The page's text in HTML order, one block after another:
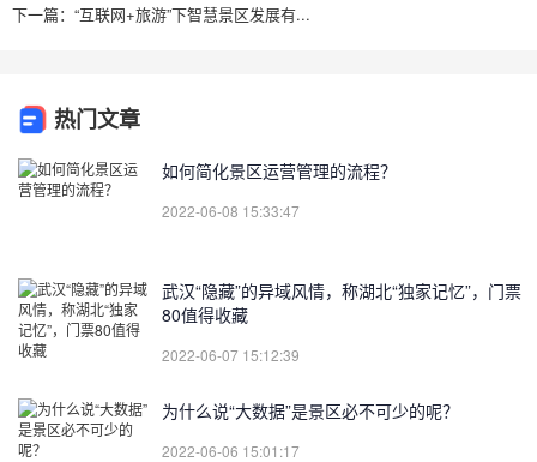
下一篇：“互联网+旅游”下智慧景区发展有...
热门文章
如何简化景区运营管理的流程？
2022-06-08 15:33:47
武汉“隐藏”的异域风情，称湖北“独家记忆”，门票
80值得收藏
2022-06-07 15:12:39
为什么说“大数据”是景区必不可少的呢？
2022-06-06 15:01:17